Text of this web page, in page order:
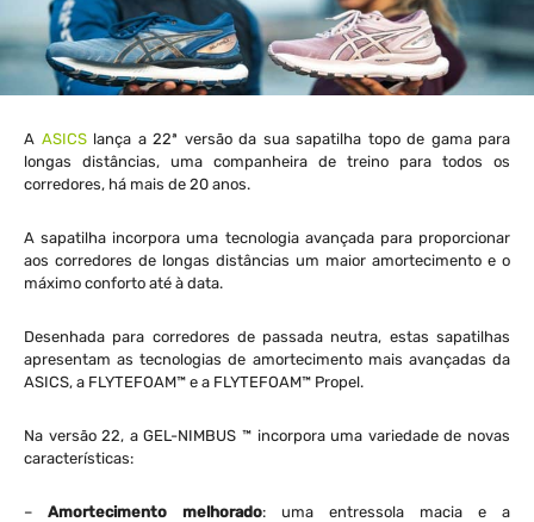
A ASICSlança a 22ª versão da sua sapatilha topo de gama para
longas distâncias, uma companheira de treino para todos os
corredores, há mais de 20 anos.
A sapatilha incorpora uma tecnologia avançada para proporcionar
aos corredores de longas distâncias um maior amortecimento e o
máximo conforto até à data.
Desenhada para corredores de passada neutra, estas sapatilhas
apresentam as tecnologias de amortecimento mais avançadas da
ASICS, a FLYTEFOAM™ e a FLYTEFOAM™ Propel.
Na versão 22, a GEL-NIMBUS ™ incorpora uma variedade de novas
características:
– Amortecimento melhorado: uma entressola macia e a